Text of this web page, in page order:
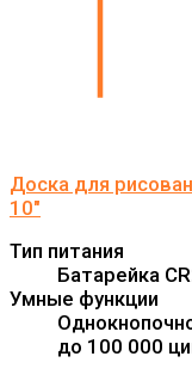
Доска для
10"
Тип питания
Батарейка
Умные функции
до 100 000